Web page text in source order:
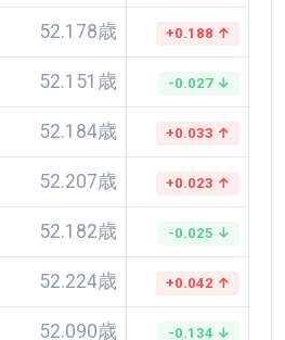
52.178歳 +0.188 ↑
52.151歳 -0.027 ↓
52.184歳 +0.033 ↑
52.207歳 +0.023 ↑
52.182歳 -0.025 ↓
52.224歳 +0.042 ↑
52.090歳 -0.134 ↓